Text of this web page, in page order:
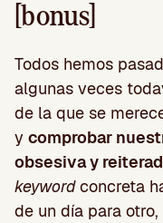
[bonus]
Todos hemos
algunas veces
de la que se
y comprobar
obsesiva y
keywordconcreta
de un día para